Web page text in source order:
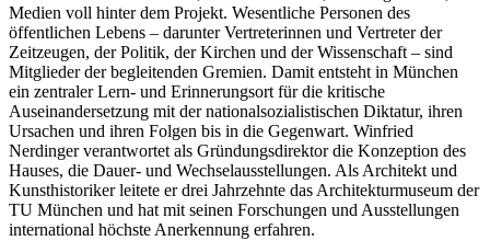
Medien voll hinter dem Projekt. Wesentliche Personen des
öffentlichen Lebens – darunter Vertreterinnen und Vertreter der
Zeitzeugen, der Politik, der Kirchen und der Wissenschaft – sind
Mitglieder der begleitenden Gremien. Damit entsteht in München
ein zentraler Lern- und Erinnerungsort für die kritische
Auseinandersetzung mit der nationalsozialistischen Diktatur, ihren
Ursachen und ihren Folgen bis in die Gegenwart. Winfried
Nerdinger verantwortet als Gründungsdirektor die Konzeption des
Hauses, die Dauer- und Wechselausstellungen. Als Architekt und
Kunsthistoriker leitete er drei Jahrzehnte das Architekturmuseum der
TU München und hat mit seinen Forschungen und Ausstellungen
international höchste Anerkennung erfahren.